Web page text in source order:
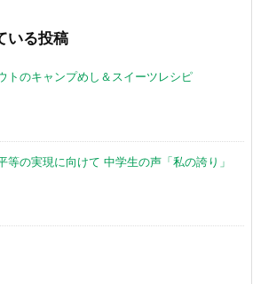
いる投稿
トのキャンプめし＆スイーツレシピ
等の実現に向けて 中学生の声「私の誇り」